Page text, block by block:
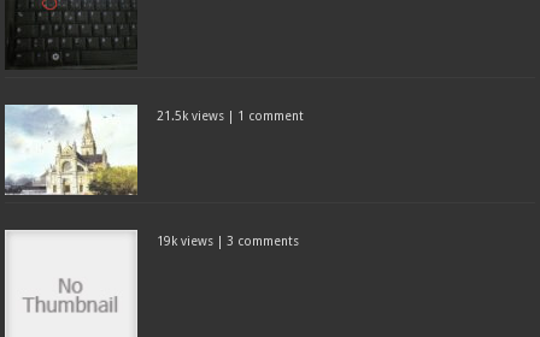
21.5k views 1 comment
19k views 3 comments